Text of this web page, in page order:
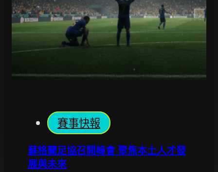
賽事快報
蘇格蘭足協召開峰會 聚焦本土人才發
展與未來